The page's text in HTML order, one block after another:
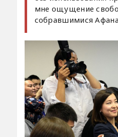
мне ощущение
собравшимися